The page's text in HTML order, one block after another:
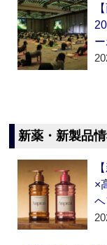
新薬・新製品
×